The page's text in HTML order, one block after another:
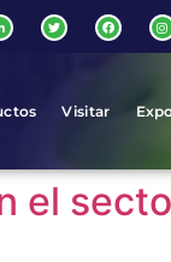
Visitar
el